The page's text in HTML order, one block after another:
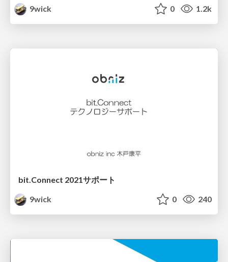
9wick
0 1.2k
bit.Connect 2021サポート
9wick
0 240